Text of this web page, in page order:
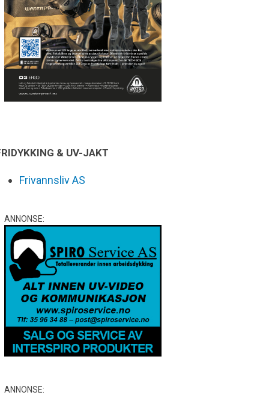
& UV-JAKT
Frivannsliv AS
ANNONSE:
ANNONSE: